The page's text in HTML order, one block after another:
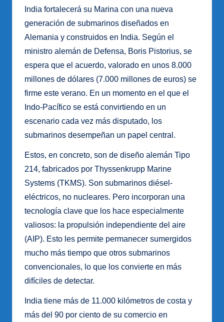
India fortalecerá su Marina con una nueva
generación de submarinos diseñados en
Alemania y construidos en India. Según el
ministro alemán de Defensa, Boris Pistorius, se
espera que el acuerdo, valorado en unos 8.000
millones de dólares (7.000 millones de euros) se
firme este verano. En un momento en el que el
Indo-Pacífico se está convirtiendo en un
escenario cada vez más disputado, los
submarinos desempeñan un papel central.
Estos, en concreto, son de diseño alemán Tipo
214, fabricados por Thyssenkrupp Marine
Systems (TKMS). Son submarinos diésel-
eléctricos, no nucleares. Pero incorporan una
tecnología clave que los hace especialmente
valiosos: la propulsión independiente del aire
(AIP). Esto les permite permanecer sumergidos
mucho más tiempo que otros submarinos
convencionales, lo que los convierte en más
difíciles de detectar.
India tiene más de 11.000 kilómetros de costa y
más del 90 por ciento de su comercio en